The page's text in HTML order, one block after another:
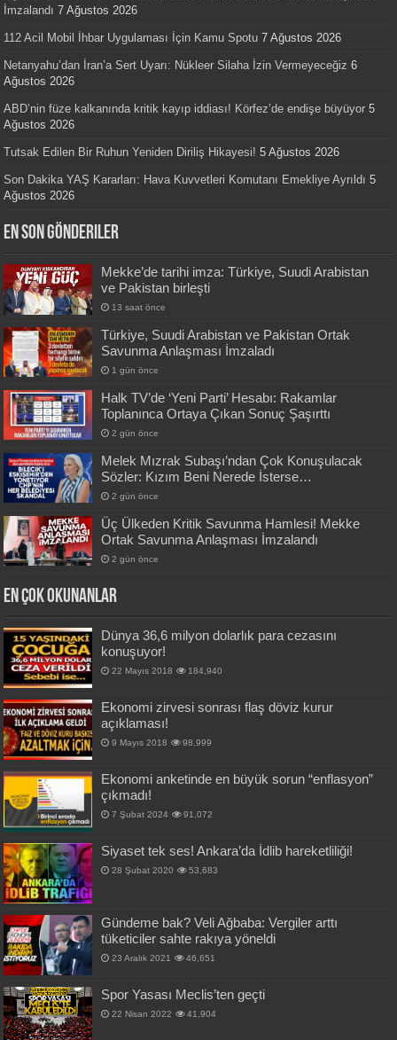
İmzalandı 7 Ağustos 2026
112 Acil Mobil İhbar Uygulaması İçin Kamu Spotu 7 Ağustos 2026
Netanyahu’dan İran’a Sert Uyarı: Nükleer Silaha İzin Vermeyeceğiz 6
Ağustos 2026
ABD’nin füze kalkanında kritik kayıp iddiası! Körfez’de endişe büyüyor 5
Ağustos 2026
Tutsak Edilen Bir Ruhun Yeniden Diriliş Hikayesi! 5 Ağustos 2026
Son Dakika YAŞ Kararları: Hava Kuvvetleri Komutanı Emekliye Ayrıldı 5
Ağustos 2026
En Son Gönderiler
Mekke’de tarihi imza: Türkiye, Suudi Arabistan
ve Pakistan birleşti
13 saat önce
Türkiye, Suudi Arabistan ve Pakistan Ortak
Savunma Anlaşması İmzaladı
1 gün önce
Halk TV’de ‘Yeni Parti’ Hesabı: Rakamlar
Toplanınca Ortaya Çıkan Sonuç Şaşırttı
2 gün önce
Melek Mızrak Subaşı’ndan Çok Konuşulacak
Sözler: Kızım Beni Nerede İsterse…
2 gün önce
Üç Ülkeden Kritik Savunma Hamlesi! Mekke
Ortak Savunma Anlaşması İmzalandı
2 gün önce
En Çok okunanlar
Dünya 36,6 milyon dolarlık para cezasını
konuşuyor!
22 Mayıs 2018 184,940
Ekonomi zirvesi sonrası flaş döviz kurur
açıklaması!
9 Mayıs 2018 98,999
Ekonomi anketinde en büyük sorun “enflasyon”
çıkmadı!
7 Şubat 2024 91,072
Siyaset tek ses! Ankara’da İdlib hareketliliği!
28 Şubat 2020 53,683
Gündeme bak? Veli Ağbaba: Vergiler arttı
tüketiciler sahte rakıya yöneldi
23 Aralık 2021 46,651
Spor Yasası Meclis’ten geçti
22 Nisan 2022 41,904